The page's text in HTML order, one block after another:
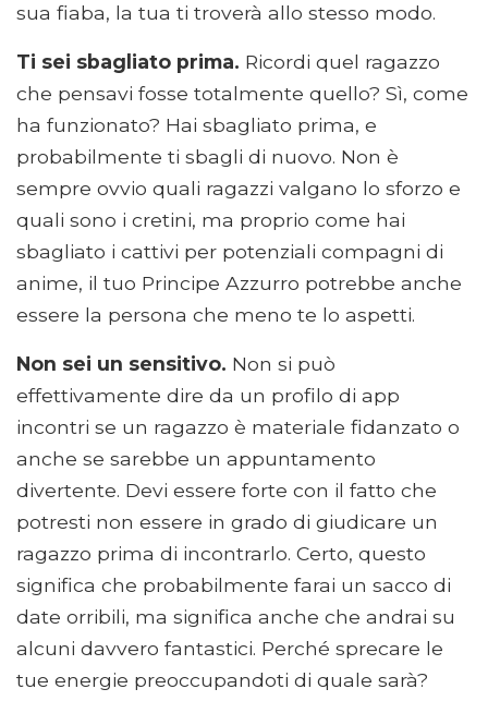
sua fiaba, la tua ti troverà allo stesso modo.
Ti sei sbagliato prima. Ricordi quel ragazzo
che pensavi fosse totalmente quello? Sì, come
ha funzionato? Hai sbagliato prima, e
probabilmente ti sbagli di nuovo. Non è
sempre ovvio quali ragazzi valgano lo sforzo e
quali sono i cretini, ma proprio come hai
sbagliato i cattivi per potenziali compagni di
anime, il tuo Principe Azzurro potrebbe anche
essere la persona che meno te lo aspetti.
Non sei un sensitivo. Non si può
effettivamente dire da un profilo di app
incontri se un ragazzo è materiale fidanzato o
anche se sarebbe un appuntamento
divertente. Devi essere forte con il fatto che
potresti non essere in grado di giudicare un
ragazzo prima di incontrarlo. Certo, questo
significa che probabilmente farai un sacco di
date orribili, ma significa anche che andrai su
alcuni davvero fantastici. Perché sprecare le
tue energie preoccupandoti di quale sarà?